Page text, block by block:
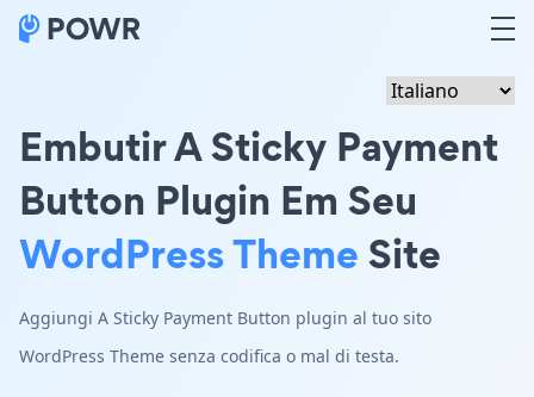
Embutir A Sticky Payment
Button Plugin Em Seu
WordPress ThemeSite
Aggiungi A Sticky Payment Button plugin al tuo sito
WordPress Theme senza codifica o mal di testa.